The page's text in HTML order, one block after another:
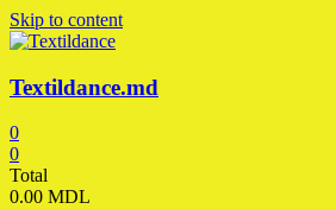
Skip to content
Textildance.md
0
0
Total
0.00 MDL